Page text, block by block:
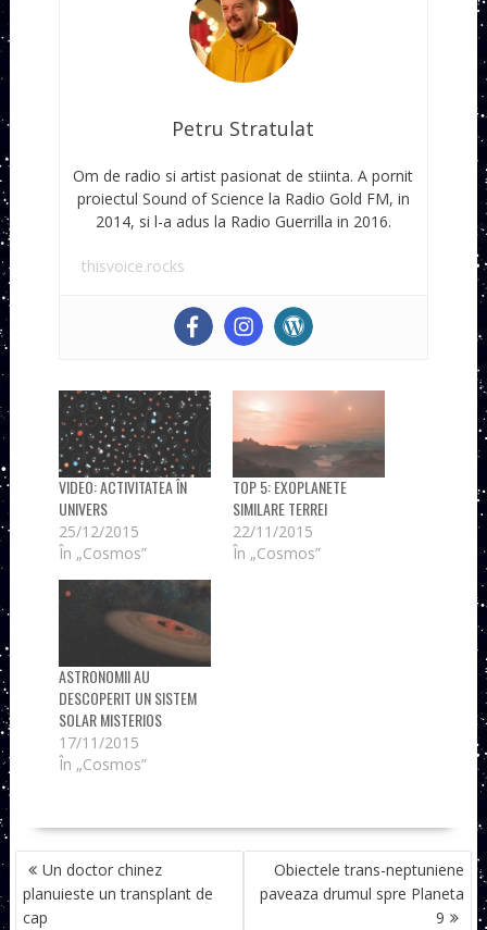
Petru Stratulat
Om de radio si artist pasionat de stiinta. A pornit
proiectul Sound of Science la Radio Gold FM, in
2014, si l-a adus la Radio Guerrilla in 2016.
thisvoice.rocks
VIDEO: ACTIVITATEA ÎN
UNIVERS
25/12/2015
În „Cosmos”
TOP 5: EXOPLANETE
SIMILARE TERREI
22/11/2015
În „Cosmos”
ASTRONOMII AU
DESCOPERIT UN SISTEM
SOLAR MISTERIOS
17/11/2015
În „Cosmos”
NAVIGARE
ÎN
ARTICOLE
Un doctor chinez
planuieste un transplant de
cap
Obiectele trans-neptuniene
paveaza drumul spre Planeta
9